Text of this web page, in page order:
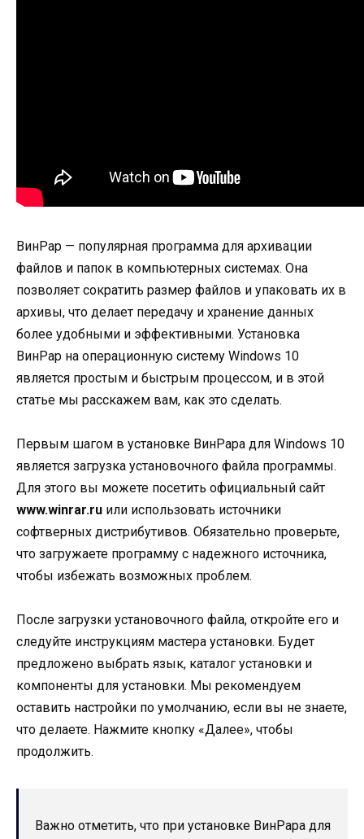
ВинРар — популярная программа для архивации
файлов и папок в компьютерных системах. Она
позволяет сократить размер файлов и упаковать их в
архивы, что делает передачу и хранение данных
более удобными и эффективными. Установка
ВинРар на операционную систему Windows 10
является простым и быстрым процессом, и в этой
статье мы расскажем вам, как это сделать.
Первым шагом в установке ВинРара для Windows 10
является загрузка установочного файла программы.
Для этого вы можете посетить официальный сайт
www.winrar.ru или использовать источники
софтверных дистрибутивов. Обязательно проверьте,
что загружаете программу с надежного источника,
чтобы избежать возможных проблем.
После загрузки установочного файла, откройте его и
следуйте инструкциям мастера установки. Будет
предложено выбрать язык, каталог установки и
компоненты для установки. Мы рекомендуем
оставить настройки по умолчанию, если вы не знаете,
что делаете. Нажмите кнопку «Далее», чтобы
продолжить.
Важно отметить, что при установке ВинРара для